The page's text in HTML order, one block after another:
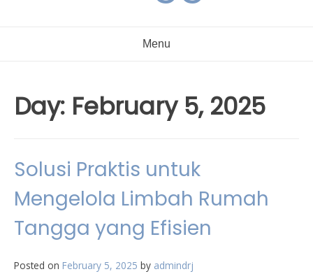
Menu
Day: February 5, 2025
Solusi Praktis untuk
Mengelola Limbah Rumah
Tangga yang Efisien
Posted on February 5, 2025 by admindrj